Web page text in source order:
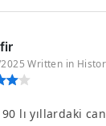
Written in
lı yıllardaki